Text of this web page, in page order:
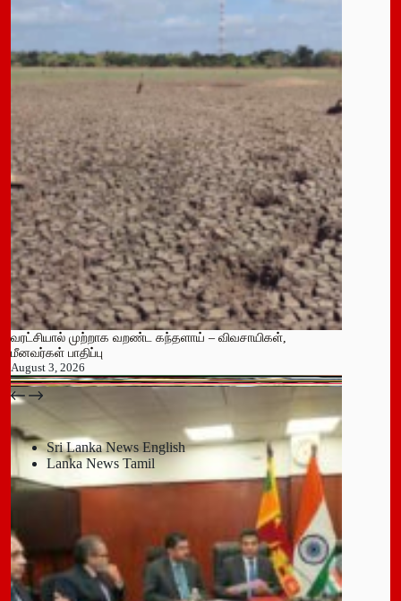
வரட்சியால் முற்றாக வறண்ட கந்தளாய் – விவசாயிகள்,
மீனவர்கள் பாதிப்பு
August 3, 2026
பதுளை மாநகர சபையின் NPP உறுப்பினர் திடீர் ராஜினாமா!
July 14, 2026
Sri Lanka News English
Lanka News Tamil
Leave a Reply